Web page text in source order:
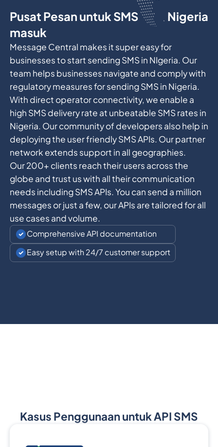
Pusat Pesan untuk SMS
masuk
Nigeria
Message Central makes it super easy for
businesses to start sending SMS in NIgeria. Our
team helps businesses navigate and comply with
regulatory measures for sending SMS in Nigeria.
With direct operator connectivity, we enable a
high SMS delivery rate at unbeatable SMS rates in
Nigeria. Our community of developers also help in
deploying the user friendly SMS APIs. Our partner
network extends support in all geographies.
Our 200+ clients reach their users across the
globe and trust us with all their communication
needs including SMS APIs. You can send a million
messages or just a few, our APIs are tailored for all
use cases and volume.
Comprehensive API documentation
Easy setup with 24/7 customer support
Kasus Penggunaan untuk API SMS